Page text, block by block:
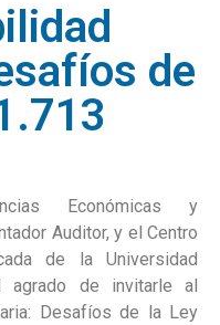
de
Económicas y
Auditor, y el Centro
de la Universidad
agrado de invitarle al
Desafíos de la Ley